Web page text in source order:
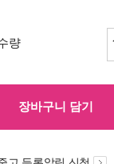
량
장바구니 담기